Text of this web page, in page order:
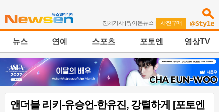
전체기사| 많이본뉴스 | 사진구매
뉴스 연예 스포츠 포토엔 영상TV
앤더블 리키-유승언-한유진, 강렬하게 [포토엔